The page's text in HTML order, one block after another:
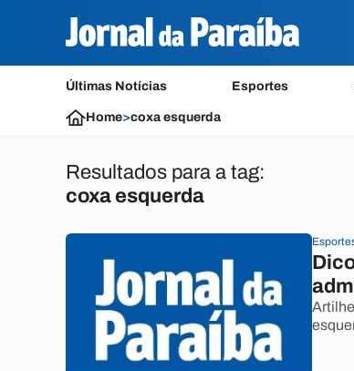
Últimas Notícias Esportes
Home>coxa esquerda
Resultados para a tag:
coxa esquerda